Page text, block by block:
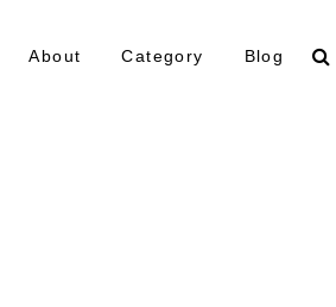
About Category Blog